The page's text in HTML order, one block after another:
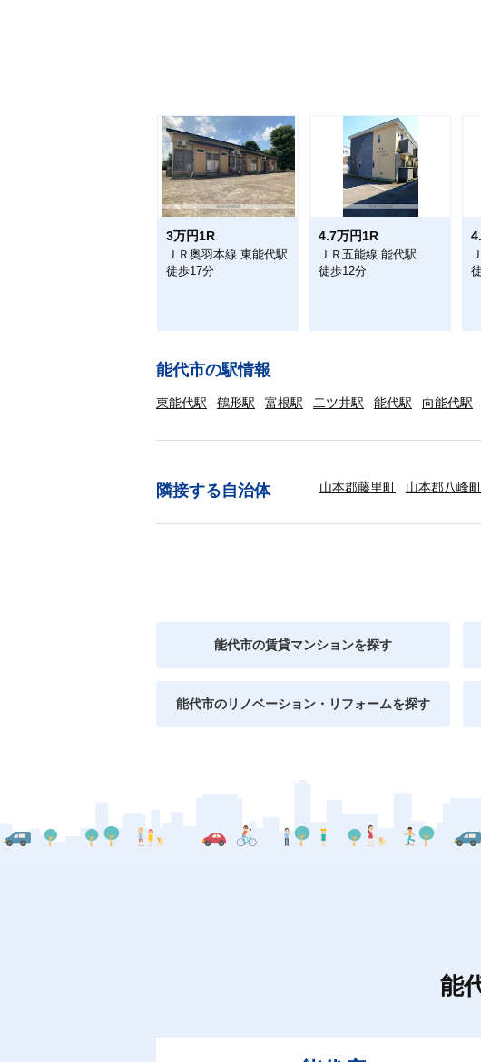
3万円1R
ＪＲ奥羽本線 東能代駅
徒歩17分
4.7万円1R
ＪＲ五能線 能代駅
徒歩12分
能代市の駅情報
東能代駅 鶴形駅 富根駅 二ツ井駅 能代駅 向能代駅
隣接する自治体 山本郡藤里町 山本郡八峰町
能代市の賃貸マンションを探す
能代市のリノベーション・リフォームを探す
能